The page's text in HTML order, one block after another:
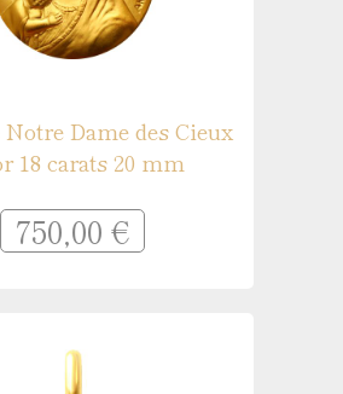
Dame des Cieux
18 carats 20 mm
750,00 €